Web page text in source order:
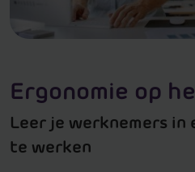
Ergonomie op
Leer je werknemers in
te werken